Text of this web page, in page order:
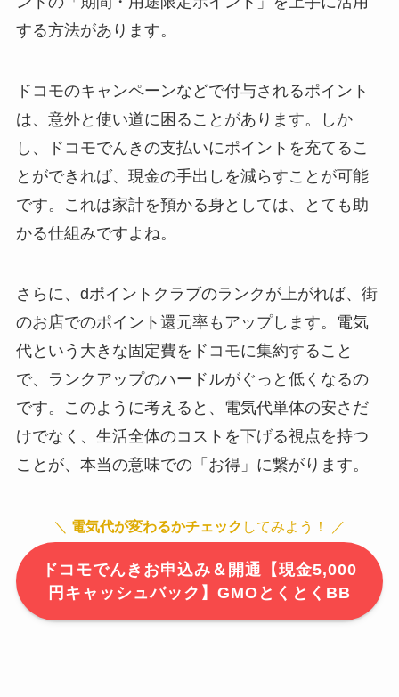
する方法があります。
ドコモのキャンペーンなどで付与されるポイント
は、意外と使い道に困ることがあります。しか
し、ドコモでんきの支払いにポイントを充てるこ
とができれば、現金の手出しを減らすことが可能
です。これは家計を預かる身としては、とても助
かる仕組みですよね。
さらに、dポイントクラブのランクが上がれば、街
のお店でのポイント還元率もアップします。電気
代という大きな固定費をドコモに集約すること
で、ランクアップのハードルがぐっと低くなるの
です。このように考えると、電気代単体の安さだ
けでなく、生活全体のコストを下げる視点を持つ
ことが、本当の意味での「お得」に繋がります。
＼ 電気代が変わるかチェック してみよう！ ／
ドコモでんきお申込み＆開通【現金5,000
円キャッシュバック】GMOとくとくBB